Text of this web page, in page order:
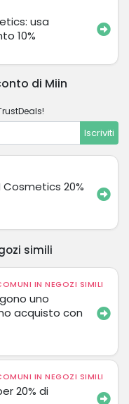
usa
10%
di Miin
Iscriviti
20%
simili
IN NEGOZI SIMILI
uno
acquisto con
IN NEGOZI SIMILI
20% di